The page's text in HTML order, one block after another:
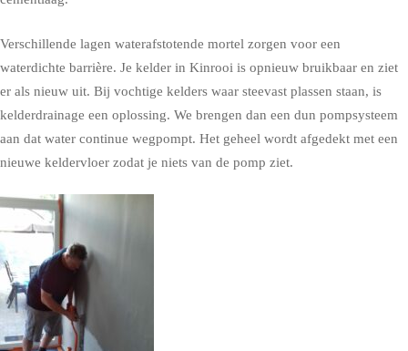
Verschillende lagen waterafstotende mortel zorgen voor een
waterdichte barrière. Je kelder in Kinrooi is opnieuw bruikbaar en ziet
er als nieuw uit. Bij vochtige kelders waar steevast plassen staan, is
kelderdrainage een oplossing. We brengen dan een dun pompsysteem
aan dat water continue wegpompt. Het geheel wordt afgedekt met een
nieuwe keldervloer zodat je niets van de pomp ziet.